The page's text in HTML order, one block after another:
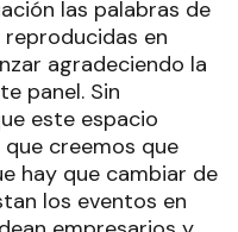
las palabras de
en
agradeciendo la
panel. Sin
este espacio
creemos que
hay que cambiar de
los eventos en